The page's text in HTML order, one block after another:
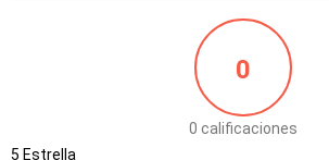
0
0 calificaciones
5 Estrella